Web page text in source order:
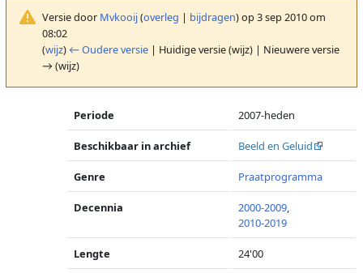
Versie door Mvkooij(overleg | bijdragen)op 3 sep 2010 om
08:02
(wijz) ← Oudere versie| Huidige versie (wijz) | Nieuwere versie
→ (wijz)
Periode 2007-heden
Beschikbaar in archief Beeld en Geluid
Genre Praatprogramma
Decennia 2000-2009,
2010-2019
Lengte 24'00